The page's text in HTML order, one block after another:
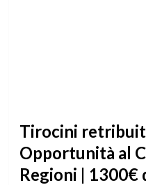
Tirocini
Opportunità al
Regioni | 1300€